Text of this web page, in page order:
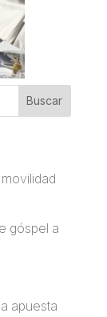
góspel a
apuesta